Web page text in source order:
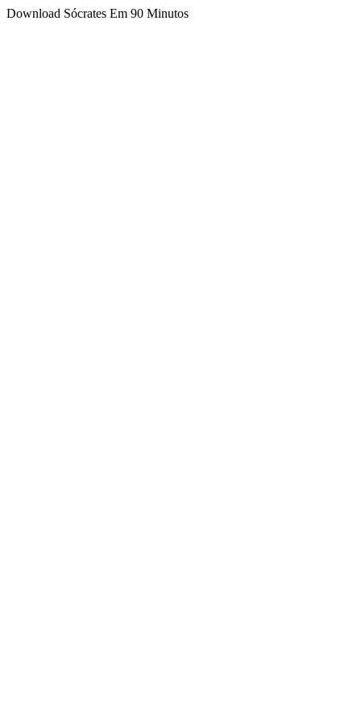
Download Sócrates Em 90 Minutos